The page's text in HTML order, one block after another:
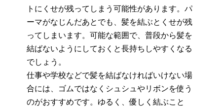
トに くせが残ってしまう可能性があります。パ
ーマがなじんだあと でも、髪を結ぶとくせが残
ってしまいます。可能な範囲で、普段から髪を
結ばないようにしておくと長持ちしやすくなる
でしょう。
仕事や学校などで髪を結ばなければいけない場
合には、ゴムではなくシュシュやリボンを使う
のがおすすめです。ゆるく、優しく結ぶこと